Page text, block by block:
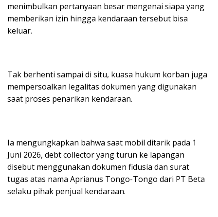
menimbulkan pertanyaan besar mengenai siapa yang
memberikan izin hingga kendaraan tersebut bisa
keluar.
Tak berhenti sampai di situ, kuasa hukum korban juga
mempersoalkan legalitas dokumen yang digunakan
saat proses penarikan kendaraan.
Ia mengungkapkan bahwa saat mobil ditarik pada 1
Juni 2026, debt collector yang turun ke lapangan
disebut menggunakan dokumen fidusia dan surat
tugas atas nama Aprianus Tongo-Tongo dari PT Beta
selaku pihak penjual kendaraan.